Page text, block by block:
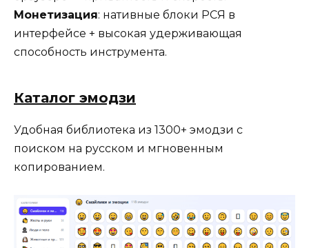
Монетизация: нативные блоки РСЯ в
интерфейсе + высокая удерживающая
способность инструмента.
Каталог эмодзи
Удобная библиотека из 1300+ эмодзи с
поиском на русском и мгновенным
копированием.